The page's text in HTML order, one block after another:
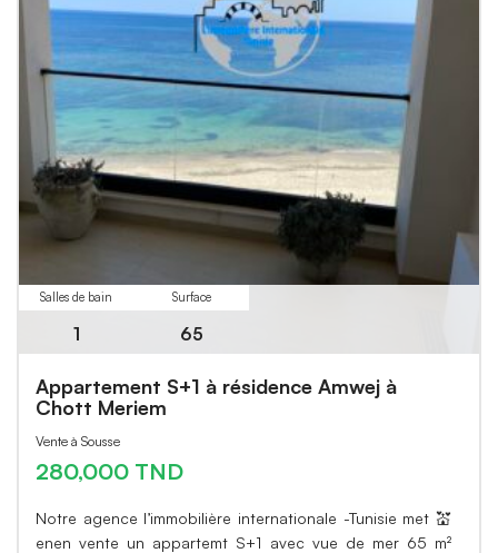
Salles de bain
1
Surface
65
Appartement S+1 à résidence Amwej à
Chott Meriem
Vente à Sousse
280,000 TND
Notre agence l’immobilière internationale -Tunisie met 💒
enen vente un appartemt S+1 avec vue de mer 65 m²